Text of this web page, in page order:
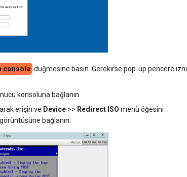
console düğmesine basın. Gerekirse pop-up pencere izni
konsoluna bağlanın.
erişin ve Device >> Redirect ISO menü öğesini
bağlanın: